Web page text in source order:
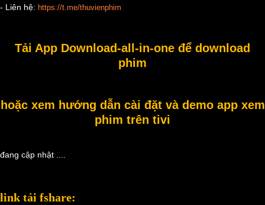
- Liên hệ: https://t.me/thuvienphim
Tải App Download-all-in-one để download
phim
hoặc xem hướng dẫn cài đặt và demo app xem
phim trên tivi
đang cập nhật ....
link tải fshare: